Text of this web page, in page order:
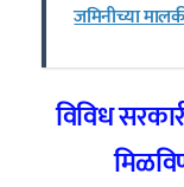
जमिनीच्या
विविध